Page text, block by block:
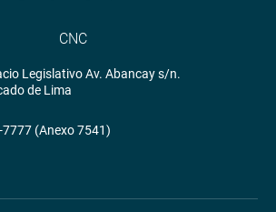
CNC
Legislativo Av. Abancay s/n.
de Lima
(Anexo 7541)